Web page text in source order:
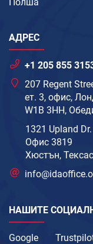
АДРЕС
+1 205 855
207 Regent
ет. 3, офис,
W1B 3HH,
1321 Upland Dr.
Офис 3819
Хюстън,
НАШИТЕ
Google